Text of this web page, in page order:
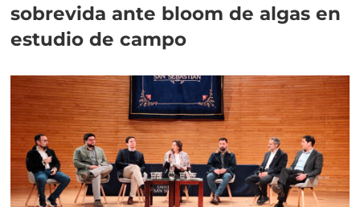
sobrevida ante bloom de algas en
estudio de campo